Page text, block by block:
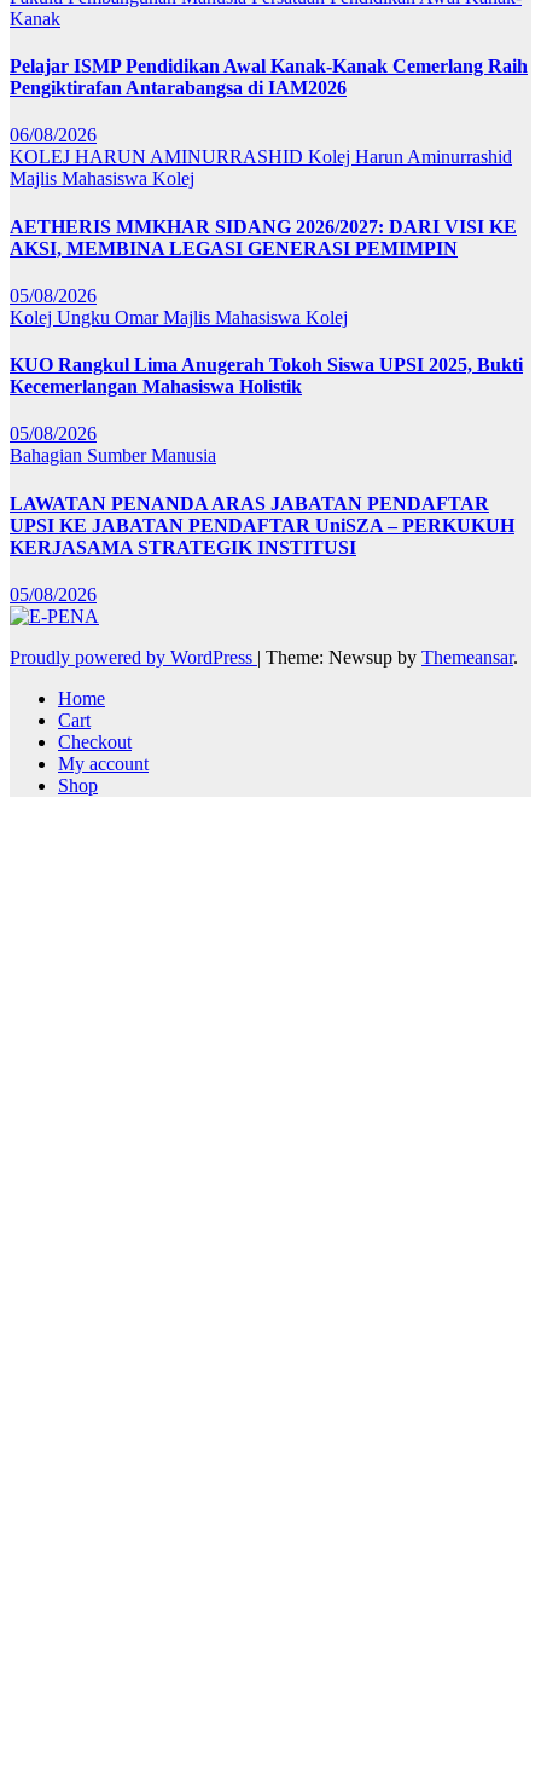
Kanak
Pelajar ISMP Pendidikan Awal Kanak-Kanak Cemerlang Raih
Pengiktirafan Antarabangsa di IAM2026
06/08/2026
KOLEJ HARUN AMINURRASHID Kolej Harun Aminurrashid
Majlis Mahasiswa Kolej
AETHERIS MMKHAR SIDANG 2026/2027: DARI VISI KE
AKSI, MEMBINA LEGASI GENERASI PEMIMPIN
05/08/2026
Kolej Ungku OmarMajlis Mahasiswa Kolej
KUO Rangkul Lima Anugerah Tokoh Siswa UPSI 2025, Bukti
Kecemerlangan Mahasiswa Holistik
05/08/2026
Bahagian Sumber Manusia
LAWATAN PENANDA ARAS JABATAN PENDAFTAR
UPSI KE JABATAN PENDAFTAR UniSZA – PERKUKUH
KERJASAMA STRATEGIK INSTITUSI
05/08/2026
Proudly powered by WordPress | Theme: Newsup by Themeansar.
Home
Cart
Checkout
My account
Shop